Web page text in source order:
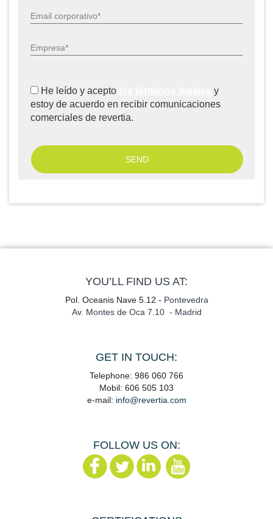
Email corporativo*
Empresa*
He leído y acepto
y
estoy de acuerdo en recibir comunicaciones
comerciales de revertia.
YOU’LL FIND US AT:
Pol. Oceanis Nave 5.12 - Pontevedra
Av. Montes de Oca 7.10 - Madrid
GET IN TOUCH:
Telephone: 986 060 766
Mobil: 606 505 103
e-mail: info@revertia.com
FOLLOW US ON: